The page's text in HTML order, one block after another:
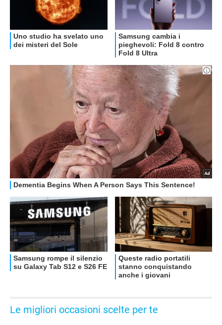
Le migliori occasioni scelte per te